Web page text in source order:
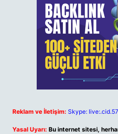
Reklam ve İletişim: Skype:
Yasal Uyarı: Bu internet sitesi,